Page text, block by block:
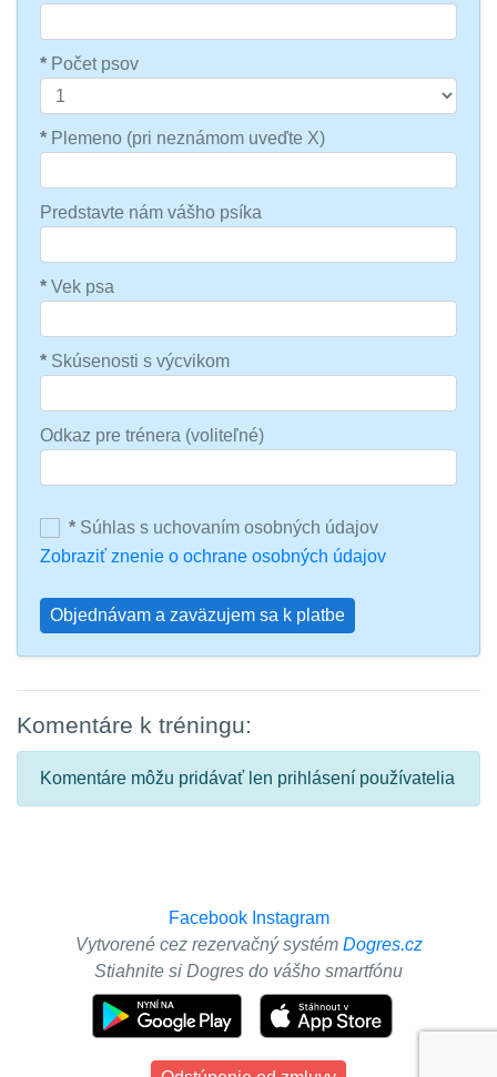
* Počet psov
* Plemeno (pri neznámom uveďte X)
Predstavte nám vášho psíka
* Vek psa
* Skúsenosti s výcvikom
Odkaz pre trénera (voliteľné)
* Súhlas s uchovaním osobných údajov
Zobraziť znenie o ochrane osobných údajov
Objednávam a zaväzujem sa k platbe
Komentáre k tréningu:
Komentáre môžu pridávať len prihlásení používatelia
Facebook Instagram
Vytvorené cez rezervačný systém Dogres.cz
Stiahnite si Dogres do vášho smartfónu